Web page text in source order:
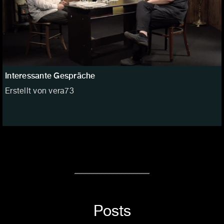
Interessante Gespräche
Erstellt von vera73
Posts